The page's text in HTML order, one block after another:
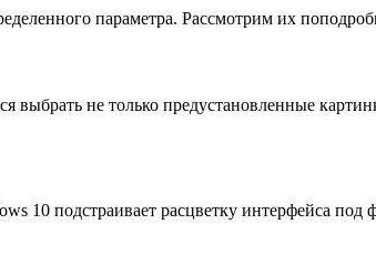
параметра. Рассмотрим их
не только предустановленные
10 подстраивает расцветку интерфейса